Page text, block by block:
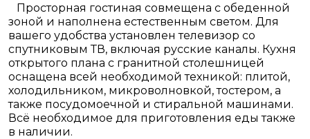
Просторная гостиная совмещена с обеденной
зоной и наполнена естественным светом. Для
вашего удобства установлен телевизор со
спутниковым ТВ, включая русские каналы. Кухня
открытого плана с гранитной столешницей
оснащена всей необходимой техникой: плитой,
холодильником, микроволновкой, тостером, а
также посудомоечной и стиральной машинами.
Всё необходимое для приготовления еды также
в наличии.